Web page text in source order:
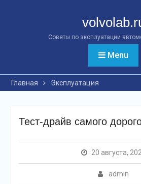
Советы по эксплуатации
Menu
Главная Эксплуатация
Тест-драйв самого
20 августа,
admin